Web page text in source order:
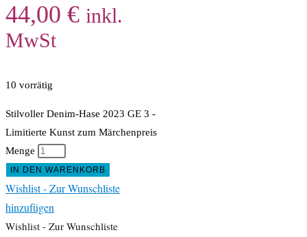
44,00 € inkl.
MwSt
10 vorrätig
Stilvoller Denim-Hase 2023 GE 3 -
Limitierte Kunst zum Märchenpreis
Menge
IN DEN WARENKORB
Wishlist - Zur Wunschliste
hinzufügen
Wishlist - Zur Wunschliste